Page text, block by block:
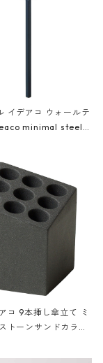
イデアコ ウォールテ
minimal steel f
Table B5 ネイビー
コ 9本挿し傘立て ミ
トーンサンドカラー
Stand CUB
ンドブラック